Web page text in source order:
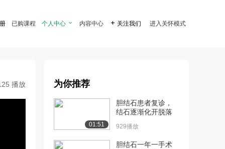
已购课程 个人中心  内容中心  关注我们 进入关怀模式
播放 为你推荐
01:51
胆结石患者复诊，
结石逐渐化开脱落
929播放
胆结石一年一手术